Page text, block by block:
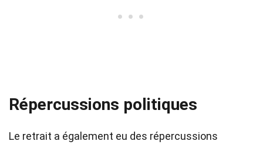
Répercussions politiques
Le retrait a également eu des répercussions